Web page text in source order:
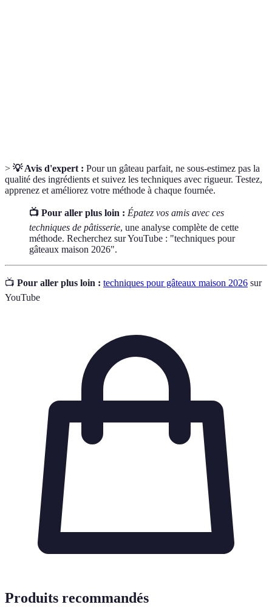
> 💡 Avis d'expert : Pour un gâteau parfait, ne sous-estimez pas la
qualité des ingrédients et suivez les techniques avec rigueur. Testez,
apprenez et améliorez votre méthode à chaque fournée.
📺 Pour aller plus loin : Épatez vos amis avec ces
techniques de pâtisserie, une analyse complète de cette
méthode. Recherchez sur YouTube : "techniques pour
gâteaux maison 2026".
📺 Pour aller plus loin : techniques pour gâteaux maison 2026 sur
YouTube
Produits recommandés